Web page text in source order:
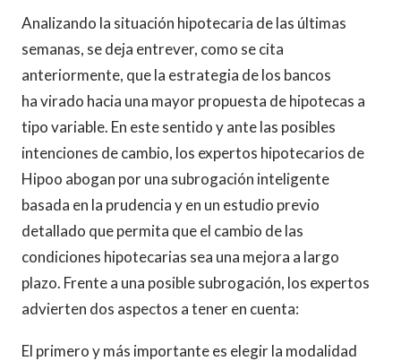
Analizando la situación hipotecaria de las últimas
semanas, se deja entrever, como se cita
anteriormente, que la estrategia de los bancos
ha virado hacia una mayor propuesta de hipotecas a
tipo variable. En este sentido y ante las posibles
intenciones de cambio, los expertos hipotecarios de
Hipoo abogan por una subrogación inteligente
basada en la prudencia y en un estudio previo
detallado que permita que el cambio de las
condiciones hipotecarias sea una mejora a largo
plazo. Frente a una posible subrogación, los expertos
advierten dos aspectos a tener en cuenta:
El primero y más importante es elegir la modalidad